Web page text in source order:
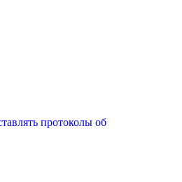
протоколы об